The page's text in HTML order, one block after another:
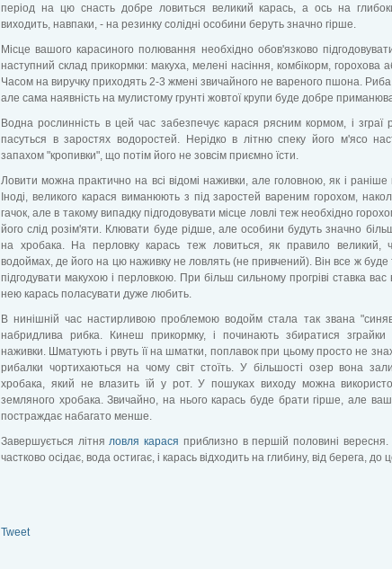
період на цю снасть добре ловиться великий карась, а ось на
виходить, навпаки, - на резинку солідні особини беруть значно гірше.
Місце вашого карасиного полювання необхідно обов'язково
наступний склад прикормки: макуха, мелені насіння, комбікорм,
Часом на виручку приходять 2-3 жмені звичайного не вареного пшона. Риба
але сама наявність на мулистому грунті жовтої крупи буде добре
Водна рослинність в цей час забезпечує карася рясним кормом, і
пасуться в заростях водоростей. Нерідко в літню спеку його м'ясо
запахом "кропивки", що потім його не зовсім приємно їсти.
Ловити можна практично на всі відомі наживки, але головною, як і раніше
Іноді, великого карася виманюють з під заростей вареним горохом,
гачок, але в такому випадку підгодовувати місце ловлі теж необхідно
його слід розім'яти. Клювати буде рідше, але особини будуть значно
на хробака. На перловку карась теж ловиться, як правило великий,
водоймах, де його на цю наживку не ловлять (не привчений). Він все ж
підгодувати макухою і перловкою. При більш сильному прогріві ставка вас
нею карась поласувати дуже любить.
В нинішній час настирливою ​​проблемою водойм стала так звана
набридлива рибка. Кинеш прикормку, і починають збиратися зграйки
наживки. Шматують і рвуть її на шматки, поплавок при цьому просто не
рибалки чортихаються на чому світ стоїть. У більшості озер вона
хробака, який не влазить їй у рот. У пошуках виходу можна
земляного хробака. Звичайно, на нього карась буде брати гірше, але
постраждає набагато менше.
Завершується літняловля карася приблизно в першій половині вересня.
частково осідає, вода остигає, і карась відходить на глибину, від берега, до
Tweet